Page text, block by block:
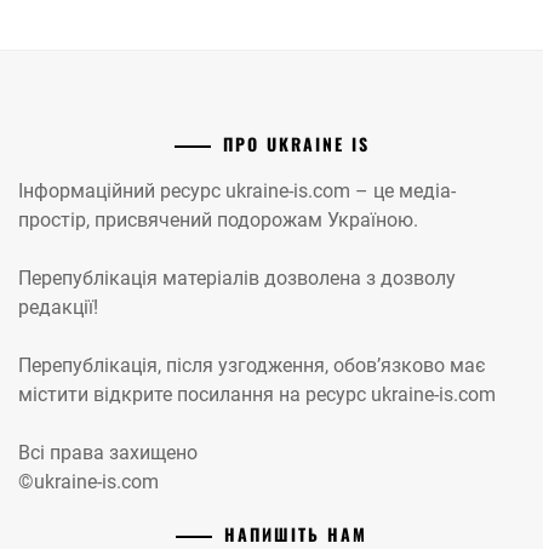
ПРО UKRAINE IS
Інформаційний ресурс ukraine-is.com – це медіа-
простір, присвячений подорожам Україною.
Перепублікація матеріалів дозволена з дозволу
редакції!
Перепублікація, після узгодження, обов’язково має
містити відкрите посилання на ресурс ukraine-is.com
Всі права захищено
©ukraine-is.com
НАПИШІТЬ НАМ